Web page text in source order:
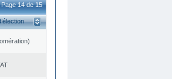
14 de 15